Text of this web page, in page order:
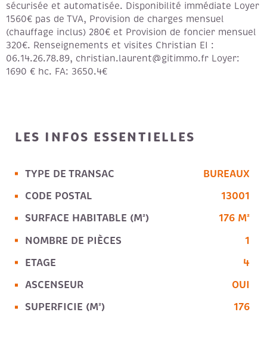
sécurisée et automatisée. Disponibilité immédiate Loyer
1560€ pas de TVA, Provision de charges mensuel
(chauffage inclus) 280€ et Provision de foncier mensuel
320€. Renseignements et visites Christian EI :
06.14.26.78.89, christian.laurent@gitimmo.fr Loyer:
1690 € hc. FA: 3650.4€
LES INFOS ESSENTIELLES
Caractérisque Valeurs
TYPE DE TRANSAC
BUREAUX
CODE POSTAL
13001
SURFACE HABITABLE (M²)
176 M²
NOMBRE DE PIÈCES
1
ETAGE
4
ASCENSEUR
OUI
SUPERFICIE (M²)
176